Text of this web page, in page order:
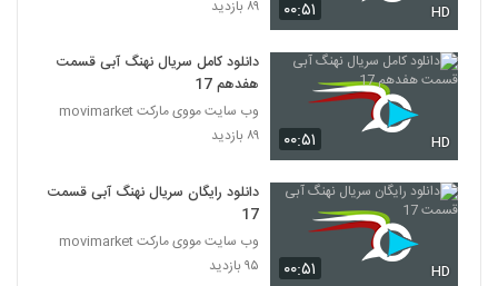
۰۰:۵۱ HD
۸۹ بازدید
۰۰:۵۱ HD
دانلود کامل سریال نهنگ آبی قسمت
هفدهم 17
وب سایت مووی مارکت movimarket
۸۹ بازدید
۰۰:۵۱ HD
دانلود رایگان سریال نهنگ آبی قسمت
17
وب سایت مووی مارکت movimarket
۹۵ بازدید